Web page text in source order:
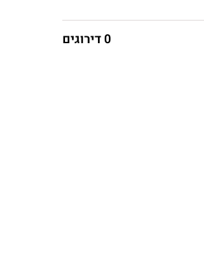
0 דירוגים